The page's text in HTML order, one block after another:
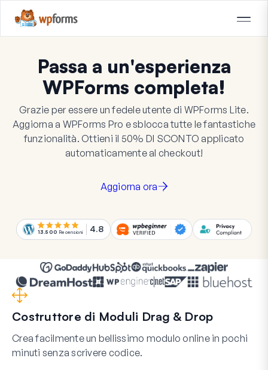
Passa a un'esperienza
WPForms completa!
Grazie per essere un fedele utente di WPForms Lite.
Aggiorna a WPForms Pro e sblocca tutte le fantastiche
funzionalità. Ottieni il 50% DI SCONTO applicato
automaticamente al checkout!
Aggiorna ora
13.500 Recensioni 4.8
Costruttore di Moduli Drag & Drop
Crea facilmente un bellissimo modulo online in pochi
minuti senza scrivere codice.